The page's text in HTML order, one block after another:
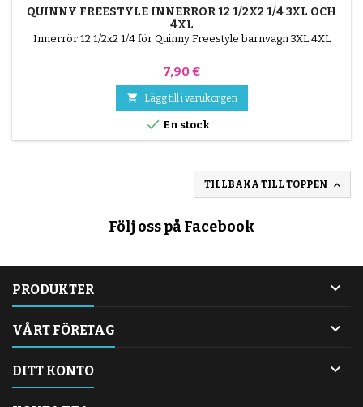
QUINNY FREESTYLE INNERRÖR 12 1/2X2 1/4 3XL OCH
4XL
Innerrör 12 1/2x2 1/4 för Quinny Freestyle barnvagn 3XL 4XL
Pris
7,90 €
 Lägg till i varukorgen
 En stock
TILLBAKA TILL TOPPEN 
Följ oss på Facebook
PRODUKTER 
VÅRT FÖRETAG 
DITT KONTO 